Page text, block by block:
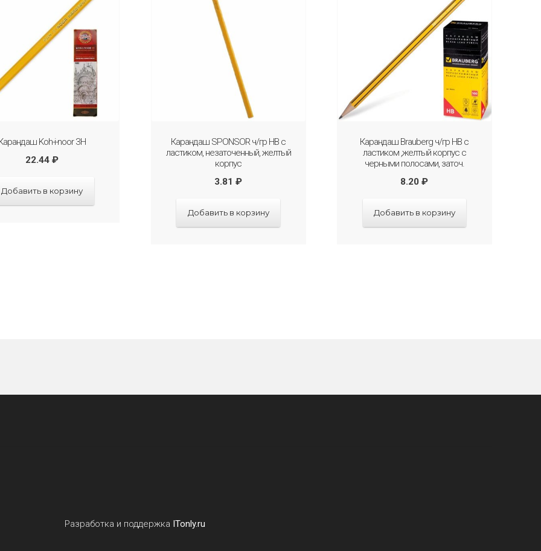
Koh-i-noor 3H
22.44₽
Добавить в корзину
Карандаш SPONSOR ч/гр HB с
ластиком, незаточенный, желтый
корпус
3.81₽
Добавить в корзину
Карандаш Brauberg ч/гр HB с
ластиком ,желтый корпус с
черными полосами, заточ.
8.20₽
Добавить в корзину
Разработка и поддержка ITonly.ru